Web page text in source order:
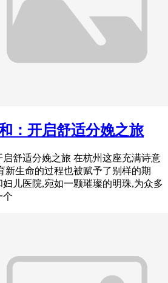
：开启舒适分娩之旅
舒适分娩之旅 在杭州这座充满诗意
新生命的过程也被赋予了别样的期
儿医院,宛如一颗璀璨的明珠,为众多
个